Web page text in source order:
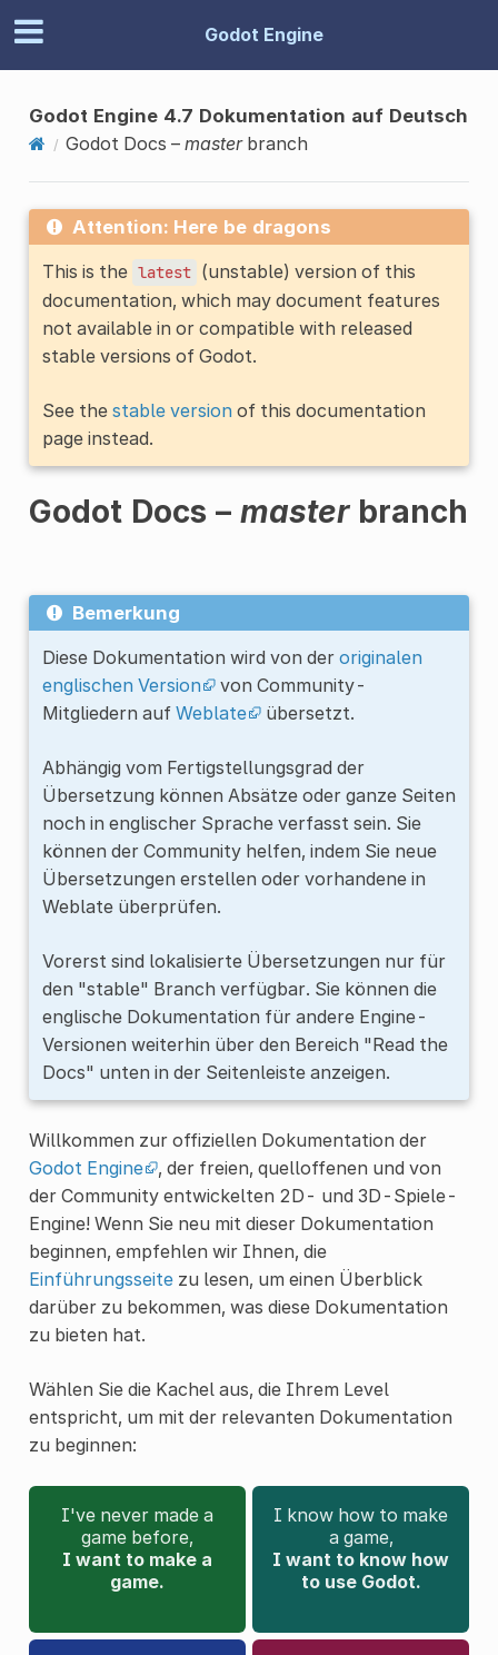
Godot Engine
Godot Engine 4.7 Dokumentation auf Deutsch
Godot Docs – masterbranch
Attention: Here be dragons
This is the latest (unstable) version of this
documentation, which may document features
not available in or compatible with released
stable versions of Godot.
See the stable versionof this documentation
page instead.
Godot Docs – masterbranch
Bemerkung
Diese Dokumentation wird von der originalen
englischen Version
von Community-
Mitgliedern auf Weblate übersetzt.
Abhängig vom Fertigstellungsgrad der
Übersetzung können Absätze oder ganze Seiten
noch in englischer Sprache verfasst sein. Sie
können der Community helfen, indem Sie neue
Übersetzungen erstellen oder vorhandene in
Weblate überprüfen.
Vorerst sind lokalisierte Übersetzungen nur für
den "stable" Branch verfügbar. Sie können die
englische Dokumentation für andere Engine-
Versionen weiterhin über den Bereich "Read the
Docs" unten in der Seitenleiste anzeigen.
Willkommen zur offiziellen Dokumentation der
Godot Engine
, der freien, quelloffenen und von
der Community entwickelten 2D- und 3D-Spiele-
Engine! Wenn Sie neu mit dieser Dokumentation
beginnen, empfehlen wir Ihnen, die
Einführungsseitezu lesen, um einen Überblick
darüber zu bekommen, was diese Dokumentation
zu bieten hat.
Wählen Sie die Kachel aus, die Ihrem Level
entspricht, um mit der relevanten Dokumentation
zu beginnen:
I've never made a
game before,
I want to make a
game.
I know how to make
a game,
I want to know how
to use Godot.